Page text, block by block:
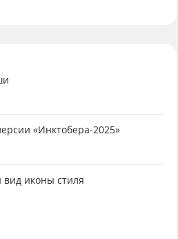
«Инктобера-2025»
иконы стиля